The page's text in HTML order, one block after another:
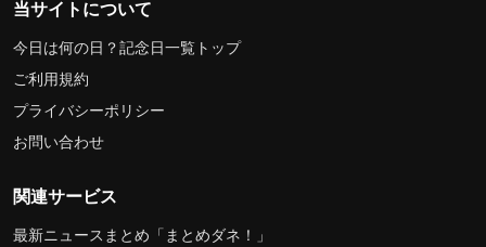
当サイトについて
今日は何の日？記念日一覧トップ
ご利用規約
プライバシーポリシー
お問い合わせ
関連サービス
最新ニュースまとめ「まとめダネ！」